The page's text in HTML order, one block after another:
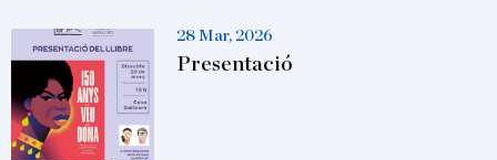
28 Mar, 2026
Presentació